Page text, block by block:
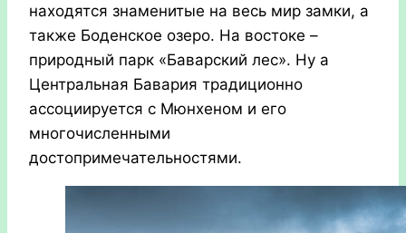
находятся знаменитые на весь мир замки, а
также Боденское озеро. На востоке –
природный парк «Баварский лес». Ну а
Центральная Бавария традиционно
ассоциируется с Мюнхеном и его
многочисленными
достопримечательностями.